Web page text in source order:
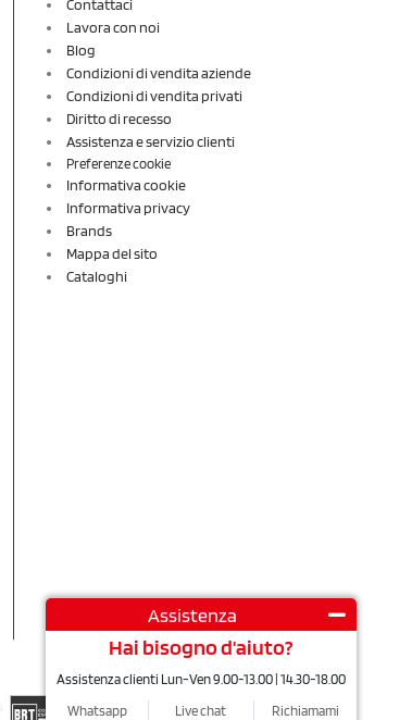
Contattaci
Lavora con noi
Blog
Condizioni di vendita aziende
Condizioni di vendita privati
Diritto di recesso
Assistenza e servizio clienti
Preferenze cookie
Informativa cookie
Informativa privacy
Brands
Mappa del sito
Cataloghi
Assistenza
Hai bisogno d'aiuto?
Assistenza clienti Lun-Ven 9.00-13.00 | 14.30-18.00
Whatsapp
Live chat Richiamami